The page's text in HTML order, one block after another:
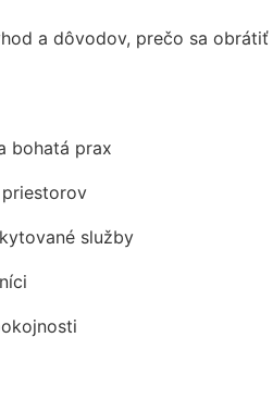
a dôvodov, prečo sa obrátiť
bohatá prax
služby